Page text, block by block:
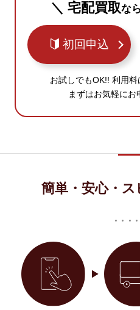
＼ 宅配買取なら
初回申込
お試しでもOK!! 利用料
まずはお気軽にお
簡単・安心・